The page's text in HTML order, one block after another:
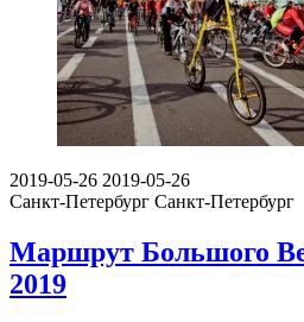
2019-05-26 2019-05-26
Санкт-Петербург Санкт-Петербург
Маршрут Большого
2019